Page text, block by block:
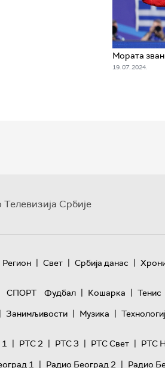
Мората
19. 07. 2024.
Србије
Регион | Свет | Србија данас |
СПОРТ
Фудбал | Кошарка | Тенис
| Занимљивости | Музика |
| РТС 2 | РТС 3 | РТС Свет | РТС
1 | Радио Београд 2 | Радио